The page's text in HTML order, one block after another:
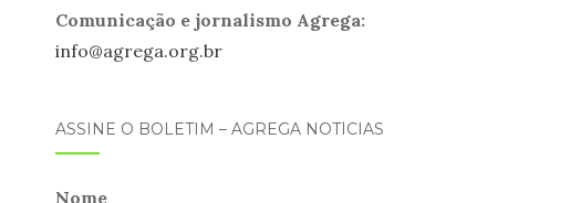
Comunicação e jornalismo Agrega:
info@agrega.org.br
ASSINE O BOLETIM – AGREGA NOTÍCIAS
Nome